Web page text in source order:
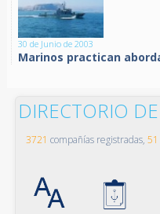
30 de Junio de 2003
Marinos practican
DIRECTORIO
3721 compañías registradas, 51